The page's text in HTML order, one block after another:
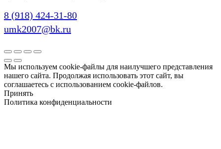
8 (918) 424-31-80
umk2007@bk.ru
Мы используем cookie-файлы для наилучшего представления
нашего сайта. Продолжая использовать этот сайт, вы
соглашаетесь с использованием cookie-файлов.
Принять
Политика конфиденциальности